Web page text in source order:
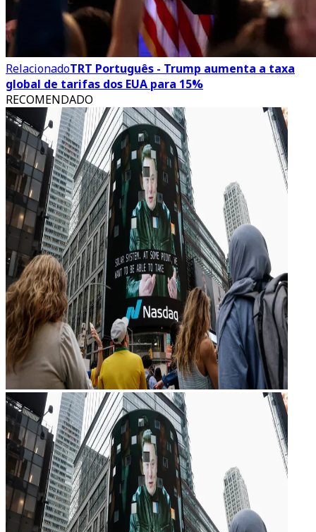
RelacionadoTRT Português - Trump aumenta a taxa
global de tarifas dos EUA para 15%
RECOMENDADO